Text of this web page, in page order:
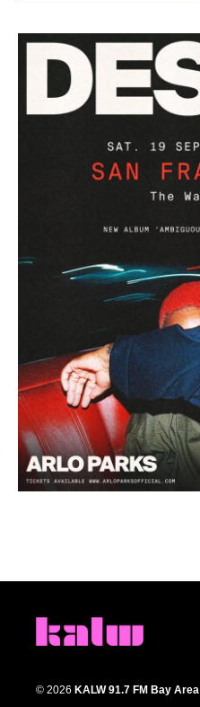
© 2026 KALW 91.7 FM Bay Area